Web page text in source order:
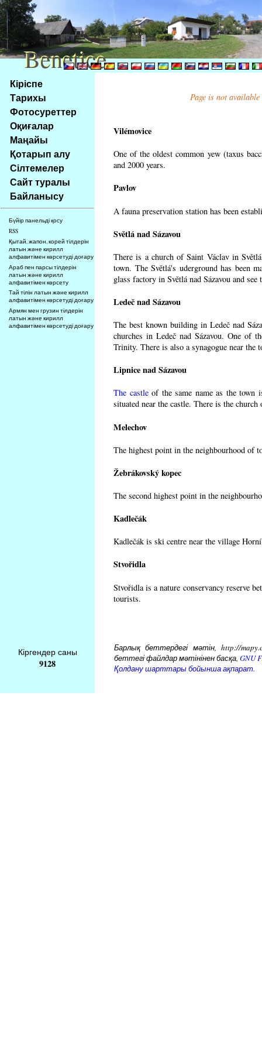
Na
obsah
stránky
Klávesové
zkratky
tomto
webu
základní
Hlavní
strana
Кіріспе
Тарихы
Фотосуреттер
Оқиғалар
Маңайы
Қотарып алу
Сілтемелер
Сайт туралы
Байланысу
Бүйір панельді қосу
RSS
Қытай, жапон, корей тілдерін
латын және кирилл
алфавитімен көрсетуді доғару
Араб пен парсы тілдерін
латын және кирилл
алфавитімен көрсету
Тай тілін латын және кирилл
алфавитімен көрсетуді доғару
Армян мен грузин тілдерін
латын және кирилл
алфавитімен көрсетуді доғару
Page is not
Vilémovice
One of the oldest common yew (taxus
and 2000 years.
Pavlov
A fauna preservation station has been
Světlá nad Sázavou
There is a church of Saint Václav in
town. The Světlá's uderground has been
glass factory in Světlá nad Sázavou and
Ledeč nad Sázavou
The best known building in Ledeč nad
churches in Ledeč nad Sázavou. One of
Trinity. There is also a synagogue near the
Lipnice nad Sázavou
The castleof the same name as the town
situated near the castle. There is the
Melechov
The highest point in the neighbourhood of
Žebrákovský kopec
The second highest point in the
Kadlečák
Kadlečák is ski centre near the village
Stvořidla
Stvořidla is a nature conservancy reserve
tourists.
Кіргендер саны
9128
Барлық беттердегі мәтін, http://
беттегі файлдар мәтінінен басқа, GNU
Қолдану шарттары бойынша ақпарат.
Benetice
Benetice